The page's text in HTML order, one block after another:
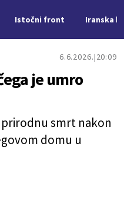
Istočni front Iranska
6.6.2026. 20:09
je umro
smrt nakon
domu u